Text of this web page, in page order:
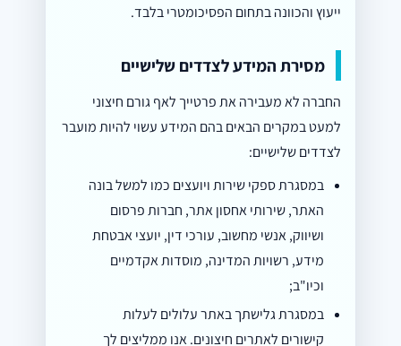
ייעוץ והכוונה בתחום הפסיכומטרי בלבד.
מסירת המידע לצדדים שלישיים
החברה לא מעבירה את פרטייך לאף גורם חיצוני
למעט במקרים הבאים בהם המידע עשוי להיות מועבר
לצדדים שלישיים:
במסגרת ספקי שירות ויועצים כמו למשל בונה
האתר, שירותי אחסון אתר, חברות פרסום
ושיווק, אנשי מחשוב, עורכי דין, יועצי אבטחת
מידע, רשויות המדינה, מוסדות אקדמיים
וכיו"ב;
במסגרת גלישתך באתר עלולים לעלות
קישורים לאתרים חיצונים. אנו ממליצים לך